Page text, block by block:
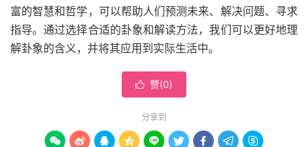
富的智慧和哲学，可以帮助人们预测未来、解决问题、寻求
指导。通过选择合适的卦象和解读方法，我们可以更好地理
解卦象的含义，并将其应用到实际生活中。
 赞(0)
分享到
        